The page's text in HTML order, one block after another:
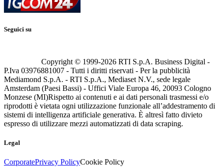
Seguici su
Copyright © 1999-2026 RTI S.p.A. Business Digital -
P.Iva 03976881007 - Tutti i diritti riservati - Per la pubblicità
Mediamond S.p.A. - RTI S.p.A., Mediaset N.V., sede legale
Amsterdam (Paesi Bassi) - Uffici Viale Europa 46, 20093 Cologno
Monzese (MI)Rispetto ai contenuti e ai dati personali trasmessi e/o
riprodotti è vietata ogni utilizzazione funzionale all’addestramento di
sistemi di intelligenza artificiale generativa. È altresì fatto divieto
espresso di utilizzare mezzi automatizzati di data scraping.
Legal
CorporatePrivacy PolicyCookie Policy